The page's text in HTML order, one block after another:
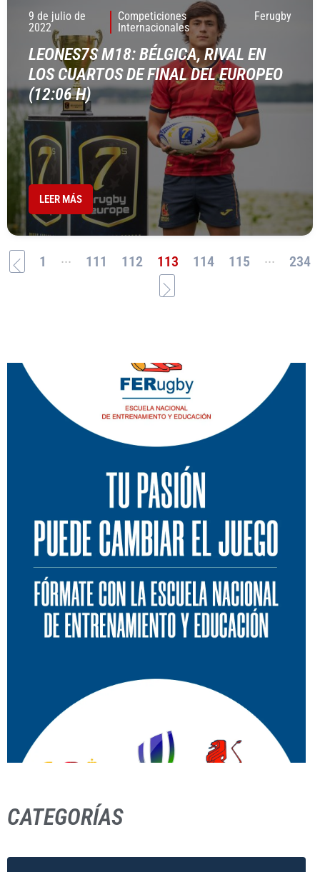
9 de julio de
2022
Competiciones
Internacionales
Ferugby
LEONES7S M18: BÉLGICA, RIVAL EN
LOS CUARTOS DE FINAL DEL EUROPEO
(12:06 H)
LEER MÁS
1 ... 111 112 113 114 115 ... 234
CATEGORÍAS